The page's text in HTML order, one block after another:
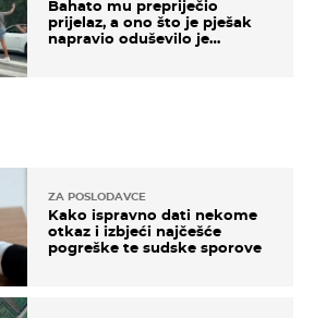
Bahato mu prepriječio
prijelaz, a ono što je pješak
napravio oduševilo je
ZA POSLODAVCE
Kako ispravno dati nekome
otkaz i izbjeći najčešće
pogreške te sudske sporove